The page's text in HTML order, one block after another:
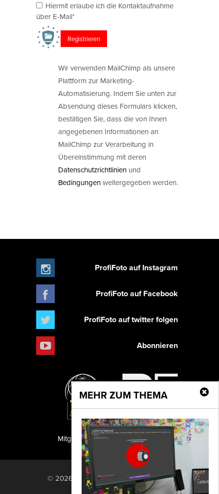
Hiermit erlaube ich die Kontaktaufnahme
über E-Mail*
Wir verwenden MailChimp als unsere
Plattform zur Marketing-
Automatisierung. Indem Sie unten zur
Absendung dieses Formulars klicken,
bestätigen Sie, dass die von Ihnen
angegebenen Informationen an
MailChimp zur Verarbeitung in
Übereinstimmung mit deren
Datenschutzrichtlinien und
Bedingungenweitergegeben werden.
MEHR ZUM THEMA
ProfiFoto auf Instagram
ProfiFoto auf Facebook
ProfiFoto auf twitter folgen
Abonnieren
PF Publishing GmbH
Mitglied der TIPA
© 2026 PF Publishing GmbH. All rights
reserved.